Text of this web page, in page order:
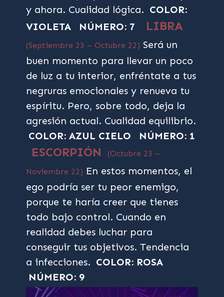
y ahora. Cualidad lógica. COLOR:
VIOLETA
NÚMERO: 7 LIBRA
(Septiembre 23 – Octubre 22) Será un
buen momento para llevar un poco
de luz a tu interior, enfréntate a tus
negruras emocionales y renueva tu
espíritu. Pero, sobre todo, deja la
agresión actual. Cualidad equilibrio.
COLOR: AZUL CIELO
NÚMERO: 1
ESCORPIÓN
(Octubre 23 –
Noviembre 22) En estos momentos, el
ego podría ser tu peor enemigo,
porque te haría creer que tienes
todo bajo control. Cuando en
realidad debes luchar para
conseguir tus objetivos. Tendencia
a infecciones. COLOR: ROSA
NÚMERO: 9